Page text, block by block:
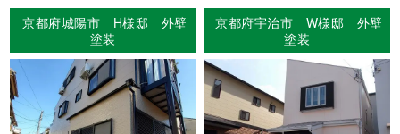
京都府城陽市 H様邸 外壁
塗装
京都府宇治市 W様邸 外壁
塗装